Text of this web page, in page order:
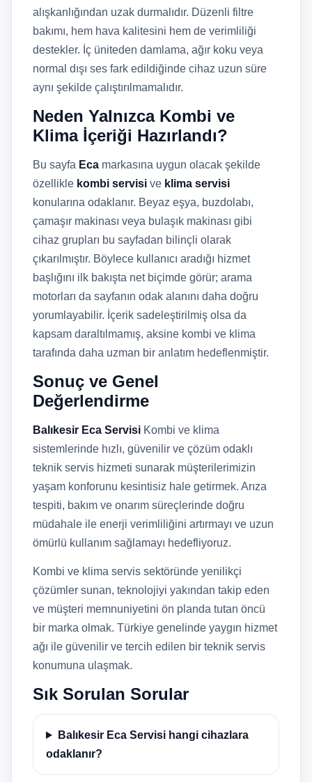
alışkanlığından uzak durmalıdır. Düzenli filtre
bakımı, hem hava kalitesini hem de verimliliği
destekler. İç üniteden damlama, ağır koku veya
normal dışı ses fark edildiğinde cihaz uzun süre
aynı şekilde çalıştırılmamalıdır.
Neden Yalnızca Kombi ve
Klima İçeriği Hazırlandı?
Bu sayfa Eca markasına uygun olacak şekilde
özellikle kombi servisi ve klima servisi
konularına odaklanır. Beyaz eşya, buzdolabı,
çamaşır makinası veya bulaşık makinası gibi
cihaz grupları bu sayfadan bilinçli olarak
çıkarılmıştır. Böylece kullanıcı aradığı hizmet
başlığını ilk bakışta net biçimde görür; arama
motorları da sayfanın odak alanını daha doğru
yorumlayabilir. İçerik sadeleştirilmiş olsa da
kapsam daraltılmamış, aksine kombi ve klima
tarafında daha uzman bir anlatım hedeflenmiştir.
Sonuç ve Genel
Değerlendirme
Balıkesir Eca Servisi Kombi ve klima
sistemlerinde hızlı, güvenilir ve çözüm odaklı
teknik servis hizmeti sunarak müşterilerimizin
yaşam konforunu kesintisiz hale getirmek. Arıza
tespiti, bakım ve onarım süreçlerinde doğru
müdahale ile enerji verimliliğini artırmayı ve uzun
ömürlü kullanım sağlamayı hedefliyoruz.
Kombi ve klima servis sektöründe yenilikçi
çözümler sunan, teknolojiyi yakından takip eden
ve müşteri memnuniyetini ön planda tutan öncü
bir marka olmak. Türkiye genelinde yaygın hizmet
ağı ile güvenilir ve tercih edilen bir teknik servis
konumuna ulaşmak.
Sık Sorulan Sorular
Balıkesir Eca Servisi hangi cihazlara
odaklanır?